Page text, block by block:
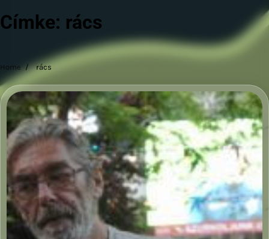
Címke: rács
Home rács